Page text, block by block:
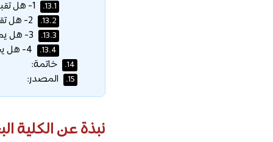
13.1.
13.2.
13.3.
13.4.
14. خاتمة:
15. المصدر:
نبذة عن الكلية